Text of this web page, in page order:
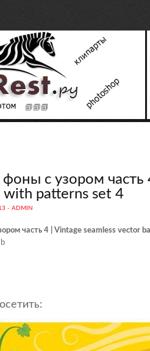
с узором часть
with patterns set 4
- ADMIN
часть 4 | Vintage seamless vector